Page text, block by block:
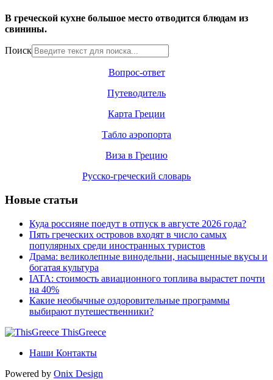
В греческой кухне большое место отводится блюдам из
свинины.
Поиск
Вопрос-ответ
Путеводитель
Карта Греции
Табло аэропорта
Виза в Грецию
Русско-греческий словарь
Новые статьи
Куда россияне поедут в отпуск в августе 2026 года?
Пять греческих островов входят в число самых
популярных среди иностранных туристов
Драма: великолепные винодельни, насыщенные вкусы и
богатая культура
IATA: стоимость авиационного топлива вырастет почти
на 40%
Какие необычные оздоровительные программы
выбирают путешественники?
ThisGreece
Наши Контакты
Powered by Onix Design